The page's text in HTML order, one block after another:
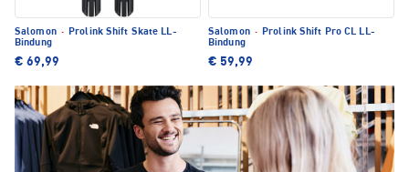
Salomon ·
Prolink Shift Skate LL-
Bindung
€ 69,99
Salomon ·
Prolink Shift Pro CL LL-
Bindung
€ 59,99